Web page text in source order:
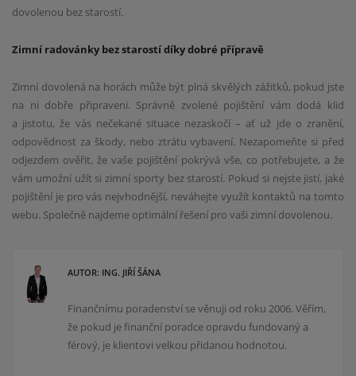
dovolenou bez starostí.
Zimní radovánky bez starostí díky dobré přípravě
Zimní dovolená na horách může být plná skvělých zážitků, pokud jste
na ni dobře připraveni. Správně zvolené pojištění vám dodá klid
a jistotu, že vás nečekané situace nezaskočí – ať už jde o zranění,
odpovědnost za škody, nebo ztrátu vybavení. Nezapomeňte si před
odjezdem ověřit, že vaše pojištění pokrývá vše, co potřebujete, a že
vám umožní užít si zimní sporty bez starostí. Pokud si nejste jistí, jaké
pojištění je pro vás nejvhodnější, neváhejte využít kontaktů na tomto
webu. Společně najdeme optimální řešení pro vaši zimní dovolenou.
AUTOR: ING. JIŘÍ ŠÁNA
Finančnímu poradenství se věnuji od roku 2006. Věřím,
že pokud je finanční poradce opravdu fundovaný a
férový, je klientovi velkou přidanou hodnotou.